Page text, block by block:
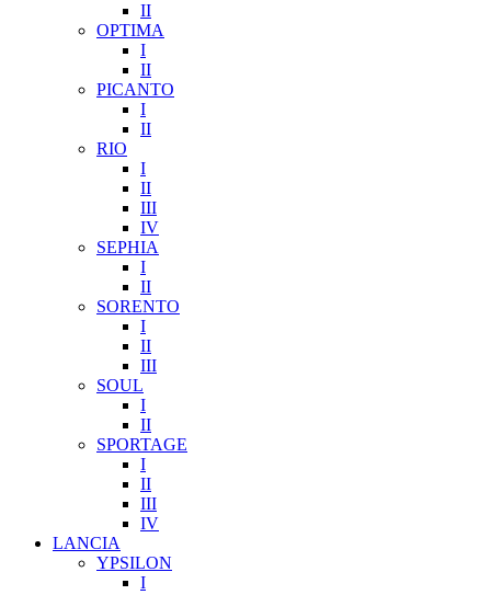
II
OPTIMA
I
II
PICANTO
I
II
RIO
I
II
III
IV
SEPHIA
I
II
SORENTO
I
II
III
SOUL
I
II
SPORTAGE
I
II
III
IV
LANCIA
YPSILON
I